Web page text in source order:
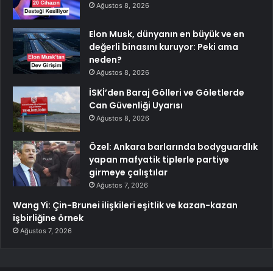
Ağustos 8, 2026
Elon Musk, dünyanın en büyük ve en
değerli binasını kuruyor: Peki ama
neden?
Ağustos 8, 2026
İSKİ’den Baraj Gölleri ve Göletlerde
Can Güvenliği Uyarısı
Ağustos 8, 2026
Özel: Ankara barlarında bodyguardlık
yapan mafyatik tiplerle partiye
girmeye çalıştılar
Ağustos 7, 2026
Wang Yi: Çin-Brunei ilişkileri eşitlik ve kazan-kazan
işbirliğine örnek
Ağustos 7, 2026